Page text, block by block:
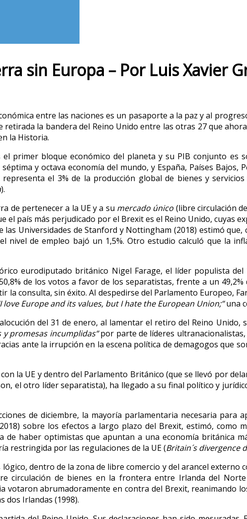
sin Europa – Por Luis Xavier
entre las naciones es un pasaporte a la paz y al
la bandera del Reino Unido entre las otras 27 que
la Historia.
primer bloque económico del planeta y su PIB conjunto es
y octava economía del mundo, y España, Países Bajos,
el 3% de la producción global de bienes y
).
de pertenecer a la UE y a su mercado único (libre circulación
país más perjudicado por el Brexit es el Reino Unido, cuyas
Universidades de Stanford y Nottingham (2018) estimó que,
de empleo bajó un 1,5%. Otro estudio calculó que la
eurodiputado británico Nigel Farage, el líder populista del
de los votos a favor de los separatistas, frente a un
consulta, sin éxito. Al despedirse del Parlamento Europeo,
love Europe and its values, but I hate the European Union;”una
del 31 de enero, al lamentar el retiro del Reino Unido,
y promesas incumplidas”por parte de líderes
ante la irrupción en la escena política de demagogos que
la UE y dentro del Parlamento Británico (que se llevó por
el otro líder separatista), ha llegado a su final político y
de diciembre, la mayoría parlamentaria necesaria para
sobre los efectos a largo plazo del Brexit, estimó, como
haber optimistas que apuntan a una economía británica
restringida por las regulaciones de la UE (Britain´s divergence
dentro de la zona de libre comercio y del arancel
circulación de bienes en la frontera entre Irlanda del
votaron abrumadoramente en contra del Brexit, reanimando
dos Irlandas (1998).